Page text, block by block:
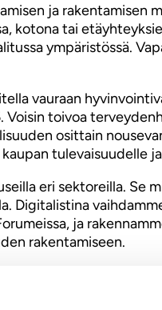
ja
kotona tai
ympäristössä.
vauraan
Voisin toivoa
osittain
tulevaisuudelle
eri sektoreilla. Se
Digitalistina
ja
rakentamiseen.
joukkoon
maailman